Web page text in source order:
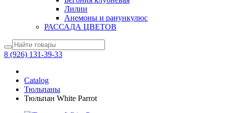
Лилии
Анемоны и ранункулюс
РАССАДА ЦВЕТОВ
8 (926) 131-39-33
Catalog
Тюльпаны
Тюльпан White Parrot